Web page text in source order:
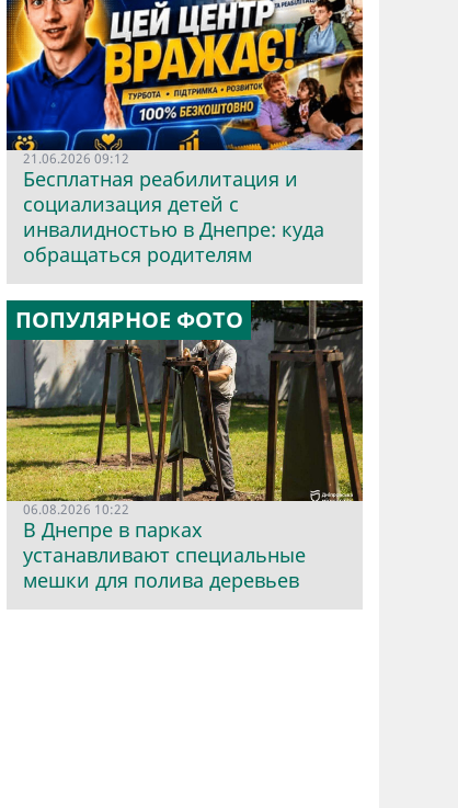
21.06.2026 09:12
Бесплатная реабилитация и
социализация детей с
инвалидностью в Днепре: куда
обращаться родителям
ПОПУЛЯРНОЕ ФОТО
06.08.2026 10:22
В Днепре в парках
устанавливают специальные
мешки для полива деревьев